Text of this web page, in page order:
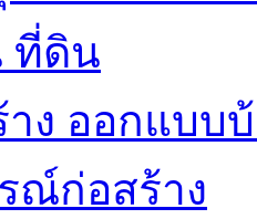
ที่ดิน
าง ออกแบบ
ณ์ก่อสร้าง